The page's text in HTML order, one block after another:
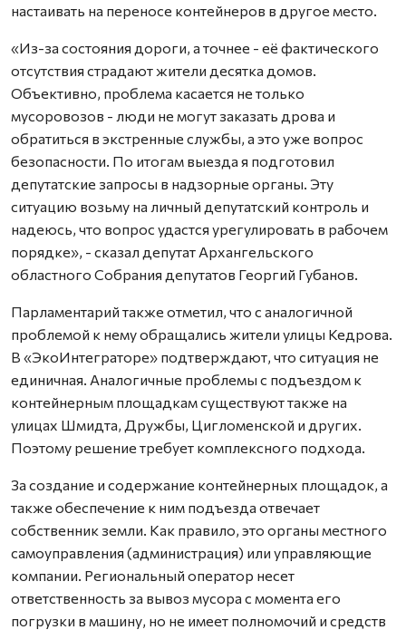
настаивать на переносе контейнеров в другое место.
«Из-за состояния дороги, а точнее - её фактического
отсутствия страдают жители десятка домов.
Объективно, проблема касается не только
мусоровозов - люди не могут заказать дрова и
обратиться в экстренные службы, а это уже вопрос
безопасности. По итогам выезда я подготовил
депутатские запросы в надзорные органы. Эту
ситуацию возьму на личный депутатский контроль и
надеюсь, что вопрос удастся урегулировать в рабочем
порядке», - сказал депутат Архангельского
областного Собрания депутатов Георгий Губанов.
Парламентарий также отметил, что с аналогичной
проблемой к нему обращались жители улицы Кедрова.
В «ЭкоИнтеграторе» подтверждают, что ситуация не
единичная. Аналогичные проблемы с подъездом к
контейнерным площадкам существуют также на
улицах Шмидта, Дружбы, Цигломенской и других.
Поэтому решение требует комплексного подхода.
За создание и содержание контейнерных площадок, а
также обеспечение к ним подъезда отвечает
собственник земли. Как правило, это органы местного
самоуправления (администрация) или управляющие
компании. Региональный оператор несет
ответственность за вывоз мусора с момента его
погрузки в машину, но не имеет полномочий и средств